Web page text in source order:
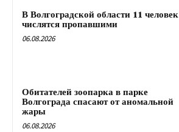
В Волгоградской области 11 человек
числятся пропавшими
06.08.2026
Обитателей зоопарка в парке
Волгограда спасают от аномальной
жары
06.08.2026